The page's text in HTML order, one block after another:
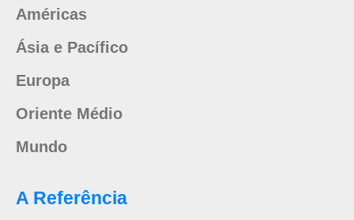
Américas
Ásia e Pacífico
Europa
Oriente Médio
Mundo
A Referência